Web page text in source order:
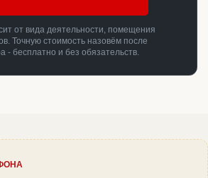
от вида деятельности, помещения
Точную стоимость назовём после
- бесплатно и без обязательств.